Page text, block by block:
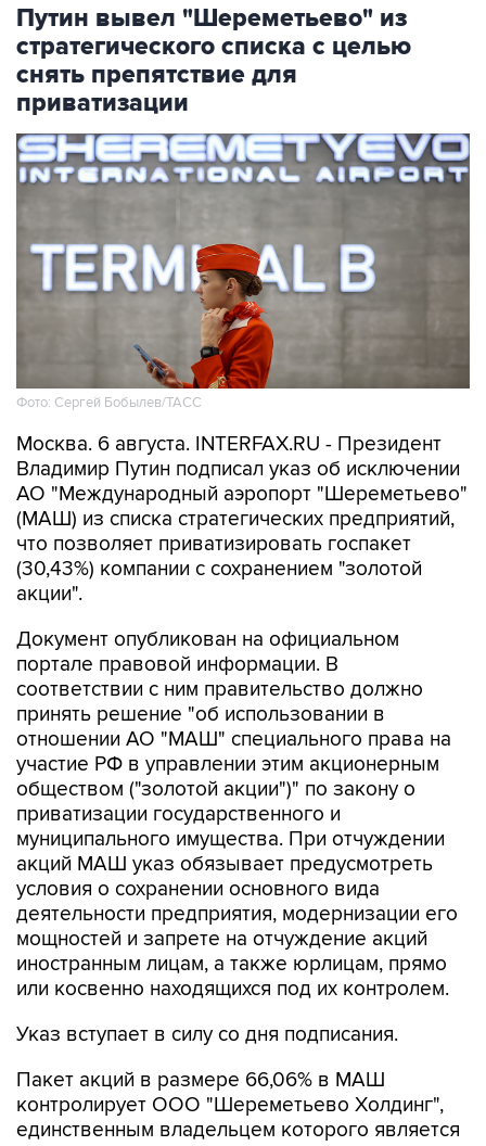
Путин вывел "Шереметьево" из
стратегического списка с целью
снять препятствие для
приватизации
Фото: Сергей Бобылев/ТАСС
Москва. 6 августа. INTERFAX.RU - Президент
Владимир Путин подписал указ об исключении
АО "Международный аэропорт "Шереметьево"
(МАШ) из списка стратегических предприятий,
что позволяет приватизировать госпакет
(30,43%) компании с сохранением "золотой
акции".
Документ опубликован на официальном
портале правовой информации. В
соответствии с ним правительство должно
принять решение "об использовании в
отношении АО "МАШ" специального права на
участие РФ в управлении этим акционерным
обществом ("золотой акции")" по закону о
приватизации государственного и
муниципального имущества. При отчуждении
акций МАШ указ обязывает предусмотреть
условия о сохранении основного вида
деятельности предприятия, модернизации его
мощностей и запрете на отчуждение акций
иностранным лицам, а также юрлицам, прямо
или косвенно находящихся под их контролем.
Указ вступает в силу со дня подписания.
Пакет акций в размере 66,06% в МАШ
контролирует ООО "Шереметьево Холдинг",
единственным владельцем которого является